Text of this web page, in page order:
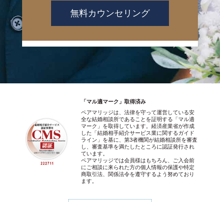
無料カウンセリング
「マル適マーク」取得済み
ペアマリッジは、法律を守って運営している安
全な結婚相談所であることを証明する「マル適
マーク」を取得しています。経済産業省が作成
した「結婚相手紹介サービス業に関するガイド
ライン」を基に、第3者機関が結婚相談所を審査
し、審査基準を満たしたところに認証発行され
ています。
ペアマリッジでは会員様はもちろん、ご入会前
にご相談に来られた方の個人情報の保護や特定
商取引法、関係法令を遵守するよう努めており
ます。